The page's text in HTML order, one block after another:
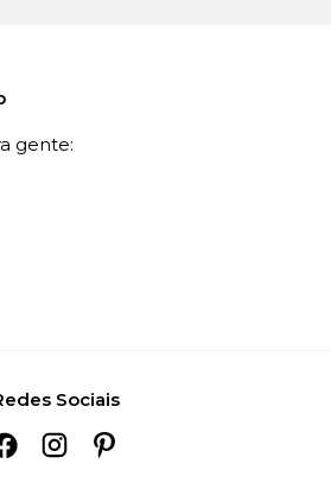
gente:
Sociais